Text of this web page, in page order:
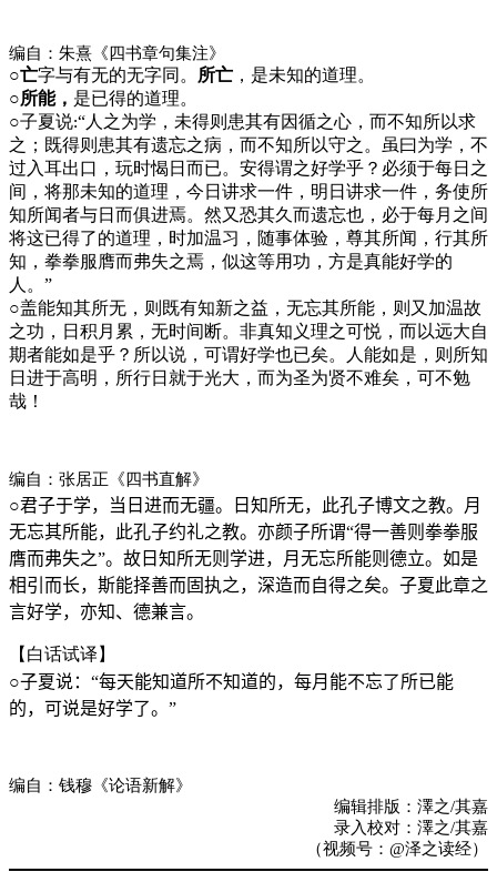
编自：朱熹《四书章句集注》
○亡字与有无的无字同。 所亡 ，是未知的道理。
○所能， 是已得的道理。
○子夏说:“人之为学，未得则患其有因循之心，而不知所以求
之；既得则患其有遗忘之病，而不知所以守之。虽曰为学，不
过入耳出口，玩时愒日而已。安得谓之好学乎？必须于每日之
间，将那未知的道理，今日讲求一件，明日讲求一件，务使所
知所闻者与日而俱进焉。然又恐其久而遗忘也，必于每月之间
将这已得了的道理，时加温习，随事体验，尊其所闻，行其所
知，拳拳服膺而弗失之焉，似这等用功，方是真能好学的
人。”
○盖能知其所无，则既有知新之益，无忘其所能，则又加温故
之功，日积月累，无时间断。非真知义理之可悦，而以远大自
期者能如是乎？所以说，可谓好学也已矣。人能如是，则所知
日进于高明，所行日就于光大，而为圣为贤不难矣，可不勉
哉！
编自：张居正《四书直解》
○君子于学，当日进而无疆。日知所无，此孔子博文之教。月
无忘其所能，此孔子约礼之教。亦颜子所谓“得一善则拳拳服
膺而弗失之”。故日知所无则学进，月无忘所能则德立。如是
相引而长，斯能择善而固执之，深造而自得之矣。子夏此章之
言好学，亦知、德兼言。
【白话试译】
○子夏说：“每天能知道所不知道的，每月能不忘了所已能
的，可说是好学了。”
编自：钱穆《论语新解》
编辑排版：澤之/其嘉
录入校对：澤之/其嘉
（视频号：@泽之读经）